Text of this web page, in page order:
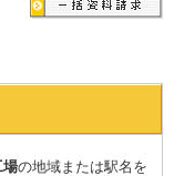
場の地域または駅名を